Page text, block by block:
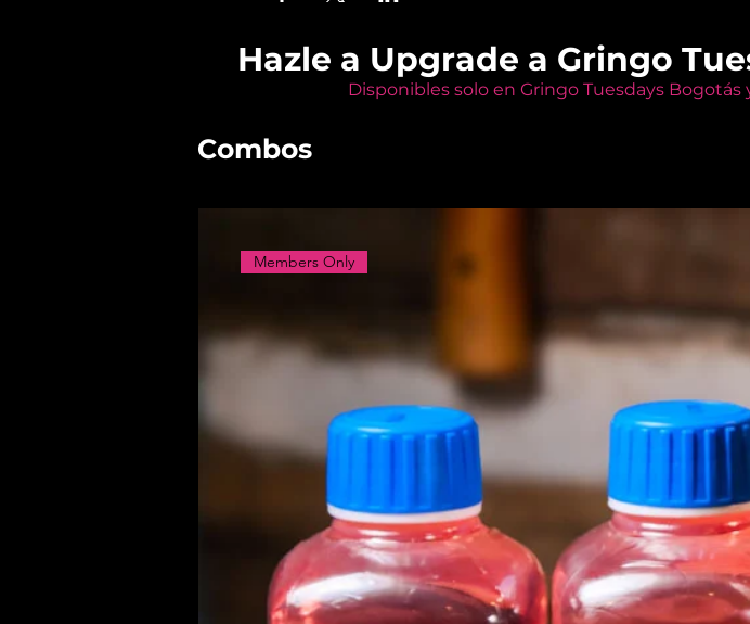
Hazle a Upgrade a Gringo
Disponibles solo en Gringo Tuesdays
Combos
Members Only